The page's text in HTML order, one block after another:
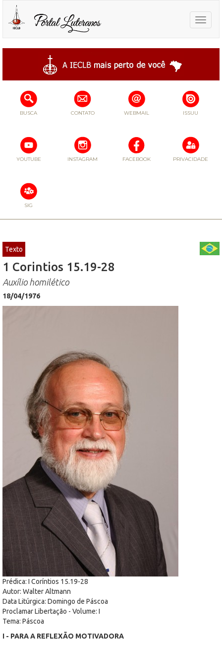
Toggle
BUSCA CONTATO WEBMAIL ISSUU
YOUTUBE INSTAGRAM FACEBOOK PRIVACIDADE
SIG
Texto
1 Corintios 15.19-28
Auxílio homilético
18/04/1976
Prédica: I Coríntios 15.19-28
Autor: Walter Altmann
Data Litúrgica: Domingo de Páscoa
Proclamar Libertação - Volume: I
Tema: Páscoa
I - PARA A REFLEXÃO MOTIVADORA